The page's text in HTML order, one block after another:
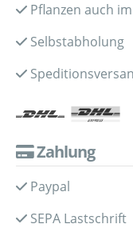
Pflanzen auch
Selbstabholung
Zahlung
Paypal
SEPA Lastschrift